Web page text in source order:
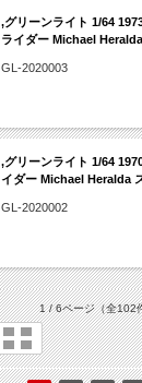
,グリーンライト 1/64
ライダー Michael
GL-2020003
,グリーンライト 1/64
イダー Michael Heralda
GL-2020002
1 / 6ページ（全102